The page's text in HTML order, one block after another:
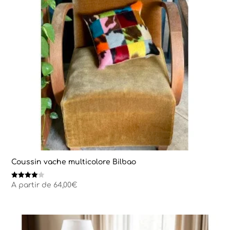
Coussin vache multicolore Bilbao
Note
4.00
A partir de 64,00€